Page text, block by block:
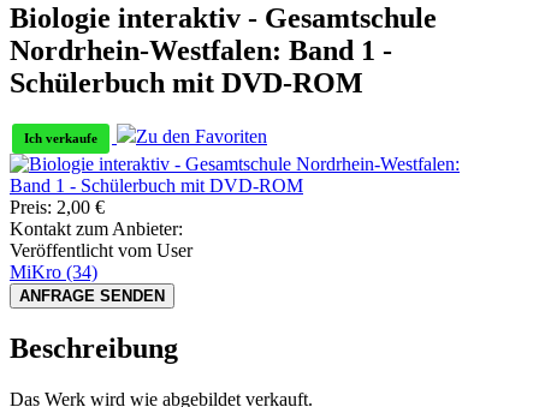
Biologie interaktiv - Gesamtschule
Nordrhein-Westfalen: Band 1 -
Schülerbuch mit DVD-ROM
Ich verkaufe Zu den Favoriten
Preis: 2,00 €
Kontakt zum Anbieter:
Veröffentlicht vom User
MiKro (34)
ANFRAGE SENDEN
Beschreibung
Das Werk wird wie abgebildet verkauft.